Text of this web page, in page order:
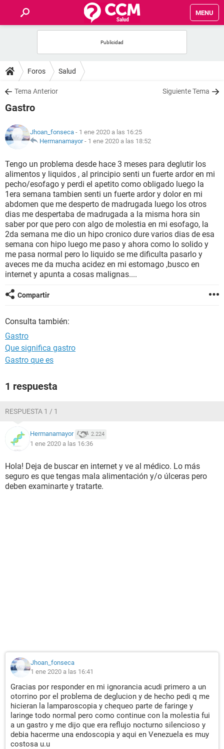
MENU
FOROS
SALUD
NUTRICIÓN
BIENESTAR
SEXUALIDAD
GLOSARIO
Foros Salud
Tema Anterior Siguiente Tema
Gastro
Jhoan_fonseca - 1 ene 2020 a las 16:25
Hermanamayor- 1 ene 2020 a las 18:52
Tengo un problema desde hace 3 meses para deglutir los
alimentos y liquidos , al principio senti un fuerte ardor en mi
pecho/esofago y perdi el apetito como obligado luego la
1era semana tambien senti un fuerte ardor y dolor en mi
abdomen que me desperto de madrugada luego los otros
dias me despertaba de madrugada a la misma hora sin
saber por que pero con algo de molestia en mi esofago, la
2da semana me dio un hipo cronico dure varios dias de esa
semana con hipo luego me paso y ahora como lo solido y
me pasa normal pero lo liquido se me dificulta pasarlo y
aveces me da mucha acidez en mi estomago ,busco en
internet y apunta a cosas malignas....
Compartir
Consulta también:
Gastro
Que significa gastro
Gastro que es
1 respuesta
RESPUESTA 1 / 1
Hermanamayor 2.224
1 ene 2020 a las 16:36
Hola! Deja de buscar en internet y ve al médico. Lo más
seguro es que tengas mala alimentación y/o úlceras pero
deben examinarte y tratarte.
Jhoan_fonseca
1 ene 2020 a las 16:41
Gracias por responder en mi ignorancia acudi primero a un
otorrino por el problema de deglucion y de hecho pedi q me
hicieran la lamparoscopia y chequeo parte de faringe y
laringe todo normal pero como continue con la molestia fui
a un gastro y me dijo que era reflujo nocturno silencioso y
debia hacerme una endoscopia y aqui en Venezuela es muy
costosa u.u